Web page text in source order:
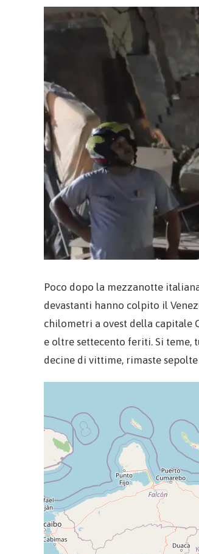
Poco dopo la mezzanotte
devastanti hanno colpito il
chilometri a ovest della capitale
e oltre settecento feriti. Si teme,
decine di vittime, rimaste